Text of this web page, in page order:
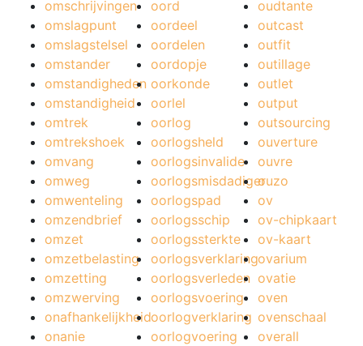
omschrijvingen
omslagpunt
omslagstelsel
omstander
omstandigheden
omstandigheid
omtrek
omtrekshoek
omvang
omweg
omwenteling
omzendbrief
omzet
omzetbelasting
omzetting
omzwerving
onafhankelijkheid
onanie
oord
oordeel
oordelen
oordopje
oorkonde
oorlel
oorlog
oorlogsheld
oorlogsinvalide
oorlogsmisdadiger
oorlogspad
oorlogsschip
oorlogssterkte
oorlogsverklaring
oorlogsverleden
oorlogsvoering
oorlogverklaring
oorlogvoering
oudtante
outcast
outfit
outillage
outlet
output
outsourcing
ouverture
ouvre
ouzo
ov
ov-chipkaart
ov-kaart
ovarium
ovatie
oven
ovenschaal
overall